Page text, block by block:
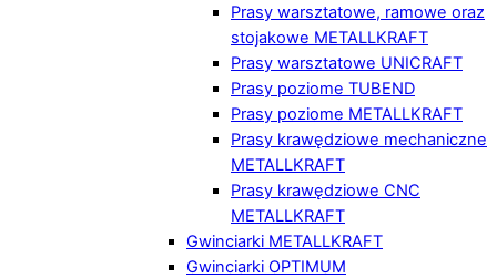
Prasy warsztatowe, ramowe oraz
stojakowe METALLKRAFT
Prasy warsztatowe UNICRAFT
Prasy poziome TUBEND
Prasy poziome METALLKRAFT
Prasy krawędziowe mechaniczne
METALLKRAFT
Prasy krawędziowe CNC
METALLKRAFT
Gwinciarki METALLKRAFT
Gwinciarki OPTIMUM